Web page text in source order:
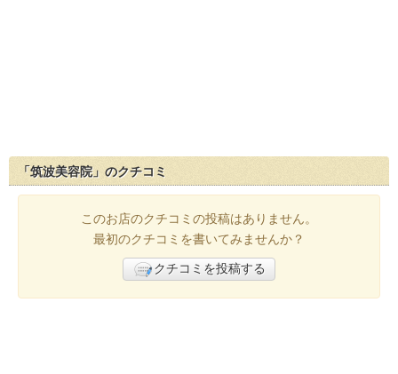
「筑波美容院」のクチコミ
このお店のクチコミの投稿はありません。
最初のクチコミを書いてみませんか？
クチコミを投稿する